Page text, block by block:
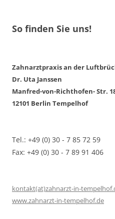
So finden Sie uns!
Zahnarztpraxis an der
Dr. Uta Janssen
Manfred-von-Richthofen- Str.
12101 Berlin Tempelhof
Tel.: +49 (0) 30 - 7 85 72 59
Fax: +49 (0) 30 - 7 89 91 406
kontakt(at)zahnarzt-in-
www.zahnarzt-in-tempelhof.de